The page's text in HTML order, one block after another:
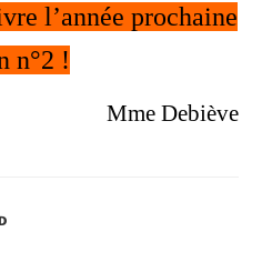
l’année prochaine
n°2 !
Mme Debiève